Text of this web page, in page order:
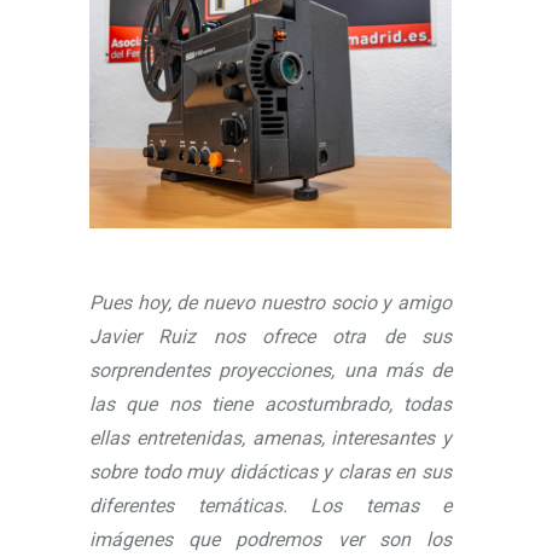
Pues hoy, de nuevo nuestro socio y amigo
Javier Ruiz nos ofrece otra de sus
sorprendentes proyecciones, una más de
las que nos tiene acostumbrado, todas
ellas entretenidas, amenas, interesantes y
sobre todo muy didácticas y claras en sus
diferentes temáticas. Los temas e
imágenes que podremos ver son los